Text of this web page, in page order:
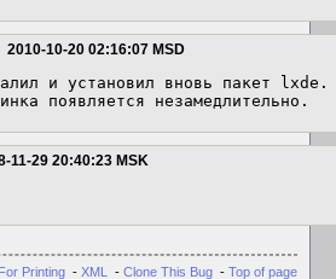
2010-10-20 02:16:07 MSD
и установил вновь пакет lxde.
появляется незамедлительно.
11-29 20:40:23 MSK
Printing - XML - Clone This Bug - Top of page